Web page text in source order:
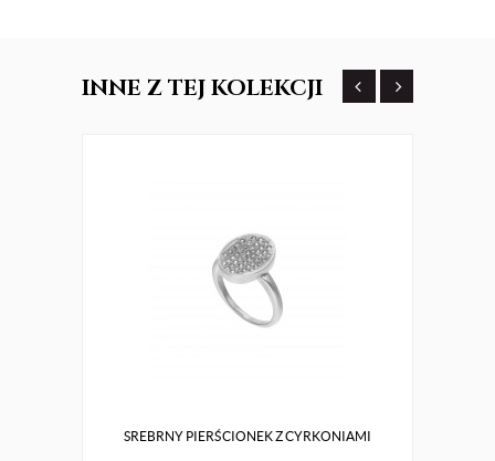
INNE Z TEJ KOLEKCJI
SREBRNY PIERŚCIONEK Z CYRKONIAMI